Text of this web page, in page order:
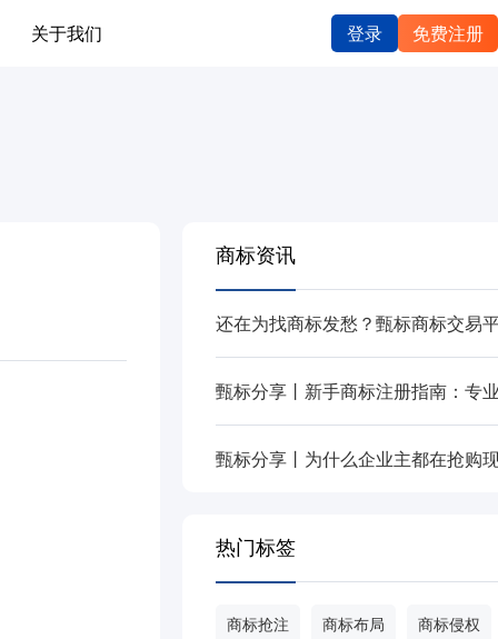
关于我们 登录 免费注册
商标资讯
热门标签
商标抢注 商标布局 商标侵权